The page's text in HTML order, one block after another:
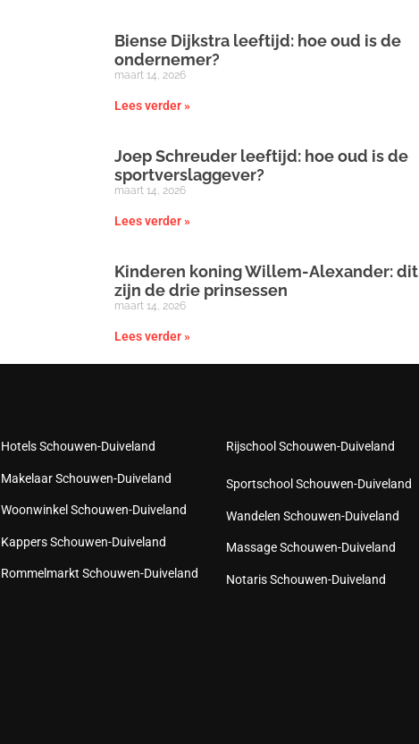
Biense Dijkstra leeftijd: hoe oud is de
ondernemer?
maart 14, 2026
Lees verder »
Joep Schreuder leeftijd: hoe oud is de
sportverslaggever?
maart 14, 2026
Lees verder »
Kinderen koning Willem-Alexander: dit
zijn de drie prinsessen
maart 14, 2026
Lees verder »
Hotels Schouwen-Duiveland
Makelaar Schouwen-Duiveland
Woonwinkel Schouwen-Duiveland
Kappers Schouwen-Duiveland
Rommelmarkt Schouwen-Duiveland
Rijschool Schouwen-Duiveland
Sportschool Schouwen-Duiveland
Wandelen Schouwen-Duiveland
Massage Schouwen-Duiveland
Notaris Schouwen-Duiveland